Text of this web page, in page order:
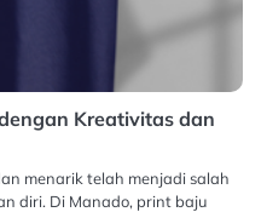
Kreativitas dan
menarik telah menjadi salah
diri. Di Manado, print baju